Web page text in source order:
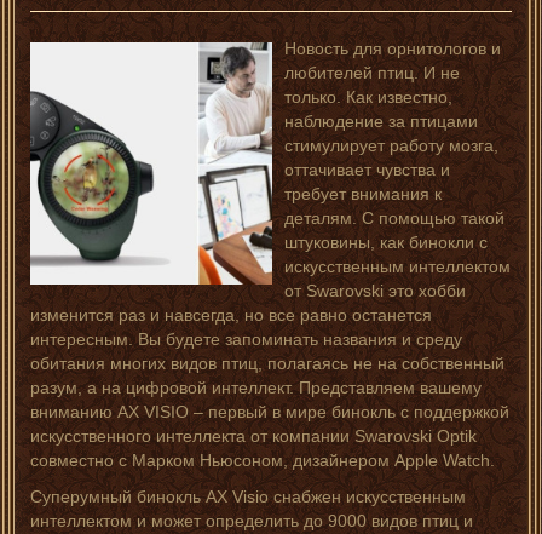
Новость для орнитологов и
любителей птиц. И не
только. Как известно,
наблюдение за птицами
стимулирует работу мозга,
оттачивает чувства и
требует внимания к
деталям. С помощью такой
штуковины, как бинокли с
искусственным интеллектом
от Swarovski это хобби
изменится раз и навсегда, но все равно останется
интересным. Вы будете запоминать названия и среду
обитания многих видов птиц, полагаясь не на собственный
разум, а на цифровой интеллект. Представляем вашему
вниманию AX VISIO – первый в мире бинокль с поддержкой
искусственного интеллекта от компании Swarovski Optik
совместно с Марком Ньюсоном, дизайнером Apple Watch.
Суперумный бинокль AX Visio снабжен искусственным
интеллектом и может определить до 9000 видов птиц и